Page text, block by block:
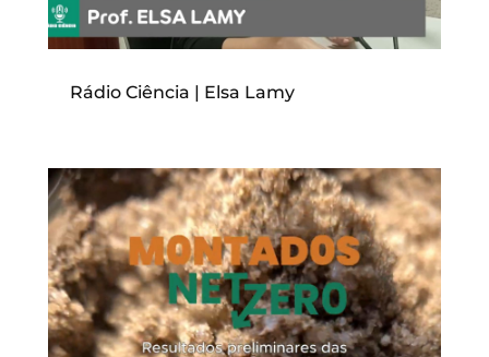
Rádio Ciência | Elsa Lamy